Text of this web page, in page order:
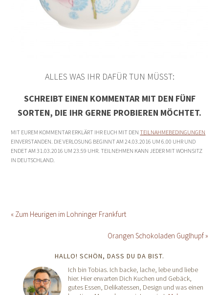
ALLES WAS IHR DAFÜR TUN MÜSST:
SCHREIBT EINEN KOMMENTAR MIT DEN FÜNF
SORTEN, DIE IHR GERNE PROBIEREN MÖCHTET.
MIT EUREM KOMMENTAR ERKLÄRT IHR EUCH MIT DENTEILNAHMEBEDINGUNGEN
EINVERSTANDEN. DIE VERLOSUNG BEGINNT AM 24.03.2016 UM 6.00 UHR UND
ENDET AM 31.03.2016 UM 23.59 UHR. TEILNEHMEN KANN JEDER MIT WOHNSITZ
IN DEUTSCHLAND.
« Zum Heurigen im Lohninger Frankfurt
Orangen Schokoladen Guglhupf »
HALLO! SCHÖN, DASS DU DA BIST.
Ich bin Tobias. Ich backe, lache, lebe und liebe
hier. Hier erwarten Dich Kuchen und Gebäck,
gutes Essen, Delikatessen, Design und was einen